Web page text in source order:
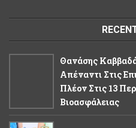
Θανάσης
Απέναντι Στις
Πλέον Στις 13
Βιοασφάλειας